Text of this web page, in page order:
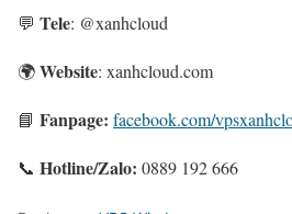
💬 Tele: @xanhcloud
🌍Website: xanhcloud.com
📘 Fanpage: facebook.com/
📞 Hotline/Zalo: 0889 192 666